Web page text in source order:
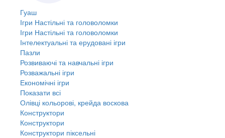
Гуаш
Ігри Настільні та головоломки
Ігри Настільні та головоломки
Інтелектуальні та ерудовані ігри
Пазли
Розвиваючі та навчальні ігри
Розважальні ігри
Економічні ігри
Показати всі
Олівці кольорові, крейда воскова
Конструктори
Конструктори
Конструктори піксельні